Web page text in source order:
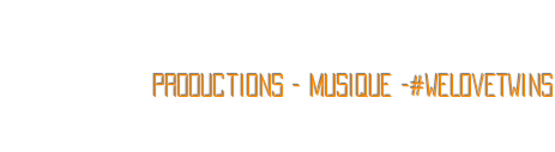
Productions - Musique -#WeLoveTwins